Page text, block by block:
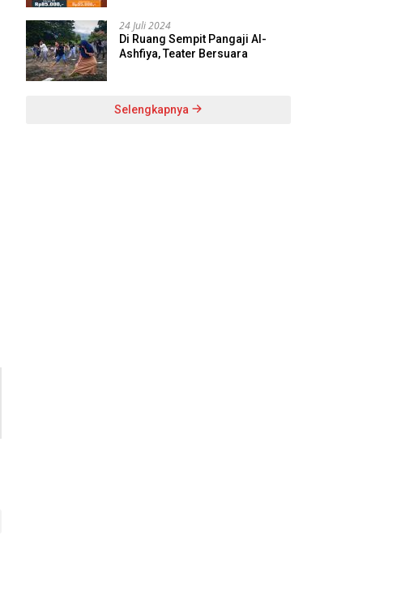
24 Juli 2024
Di Ruang Sempit Pangaji Al-
Ashfiya, Teater Bersuara
Selengkapnya